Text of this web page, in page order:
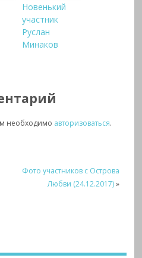
Новенький
участник
Руслан
Минаков
необходимо авторизоваться.
Фото участников с Острова
Любви (24.12.2017)»